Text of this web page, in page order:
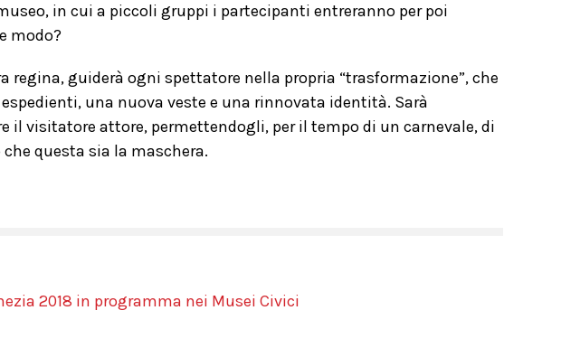
in cui a piccoli gruppi i partecipanti entreranno per poi
modo?
regina, guiderà ogni spettatore nella propria “trasformazione”, che
una nuova veste e una rinnovata identità. Sarà
il visitatore attore, permettendogli, per il tempo di un carnevale, di
questa sia la maschera.
2018 in programma nei Musei Civici